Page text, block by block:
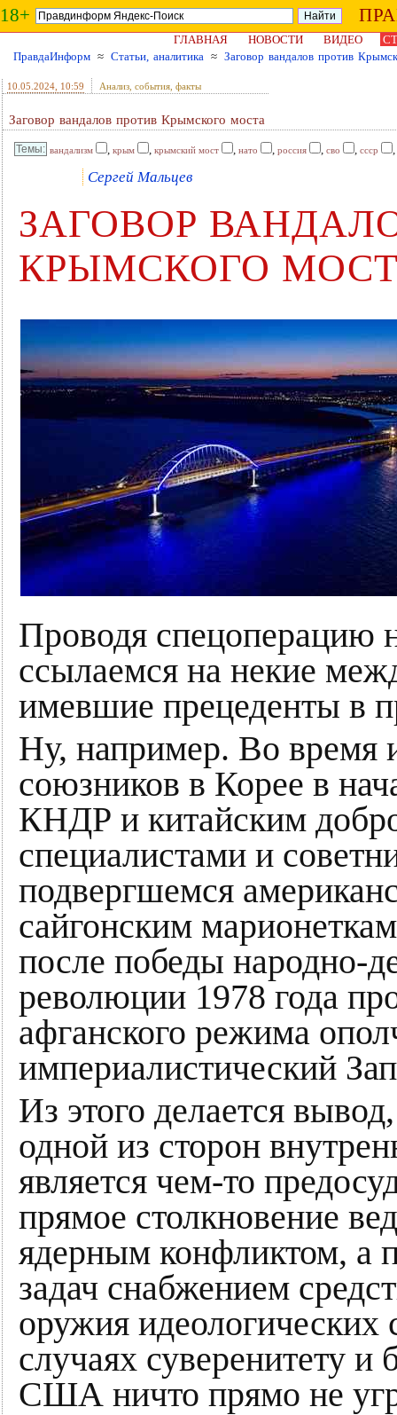
18+
ГЛАВНАЯ НОВОСТИ ВИДЕО
ПравдаИнформ ≈ Статьи, аналитика ≈ Заговор вандалов против
10.05.2024 , 10:59 Анализ, события, факты
Заговор вандалов против Крымского моста
вандализм , крым , крымский мост , нато , россия , сво , ссср ,
Сергей Мальцев
ЗАГОВОР
КРЫМСКОГО
Проводя спецоперацию
ссылаемся на некие
имевшие прецеденты в
Ну, например. Во
союзников в Корее в
КНДР и китайским
специалистами и
подвергшемся
сайгонским
после победы народно-
революции 1978 года
афганского режима
империалистический
Из этого делается
одной из сторон
является чем-то
прямое столкновение
ядерным конфликтом, а
задач снабжением
оружия идеологических
случаях суверенитету и
США ничто прямо не